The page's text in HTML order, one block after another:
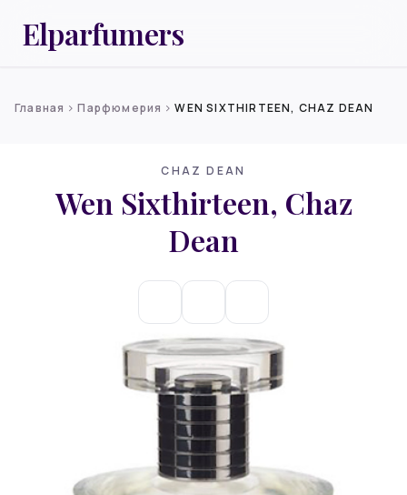
Elparfumers
Главная chevron_rightПарфюмерия chevron_rightWEN SIXTHIRTEEN, CHAZ DEAN
CHAZ DEAN
Wen Sixthirteen, Chaz
Dean